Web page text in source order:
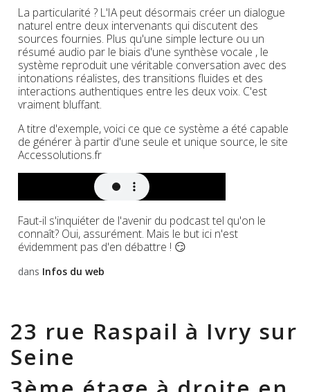
La particularité ? L'IA peut désormais créer un dialogue
naturel entre deux intervenants qui discutent des
sources fournies. Plus qu'une simple lecture ou un
résumé audio par le biais d'une synthèse vocale , le
système reproduit une véritable conversation avec des
intonations réalistes, des transitions fluides et des
interactions authentiques entre les deux voix. C'est
vraiment bluffant.
A titre d'exemple, voici ce que ce système a été capable
de générer à partir d'une seule et unique source, le site
Accessolutions.fr
Faut-il s'inquiéter de l'avenir du podcast tel qu'on le
connaît? Oui, assurément. Mais le but ici n'est
évidemment pas d'en débattre ! 😏
dans Infos du web
23 rue Raspail à Ivry sur
Seine